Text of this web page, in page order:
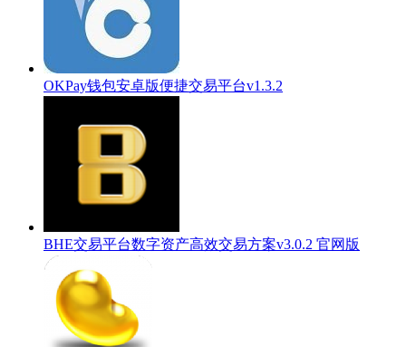
OKPay钱包安卓版便捷交易平台v1.3.2
BHE交易平台数字资产高效交易方案v3.0.2 官网版